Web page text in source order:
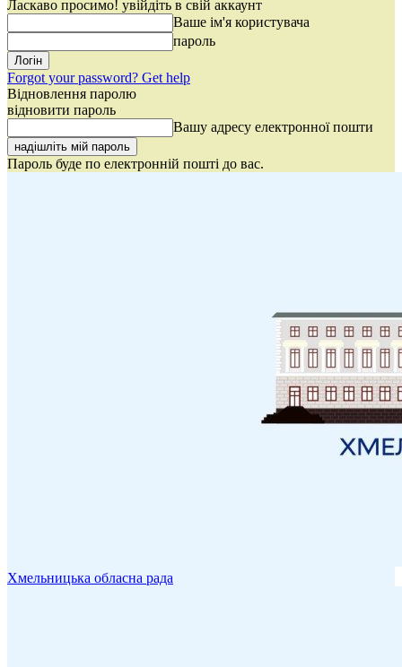
Ласкаво просимо! увійдіть в свій аккаунт
Ваше ім'я користувача
пароль
Forgot your password? Get help
Відновлення паролю
відновити пароль
Вашу адресу електронної пошти
Пароль буде по електронній пошті до вас.
Хмельницька обласна рада